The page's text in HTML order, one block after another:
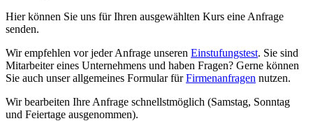
Hier können Sie uns für Ihren ausgewählten Kurs eine Anfrage
senden.
Wir empfehlen vor jeder Anfrage unseren Einstufungstest. Sie sind
Mitarbeiter eines Unternehmens und haben Fragen? Gerne können
Sie auch unser allgemeines Formular fürFirmenanfragen nutzen.
Wir bearbeiten Ihre Anfrage schnellstmöglich (Samstag, Sonntag
und Feiertage ausgenommen).